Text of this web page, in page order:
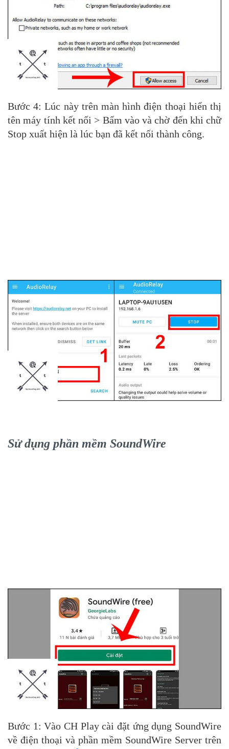
Bước 4: Lúc này trên màn hình điện thoại hiển thị
tên máy tính kết nối > Bấm vào và chờ đến khi chữ
Stop xuất hiện là lúc bạn đã kết nối thành công.
Sử dụng phần mềm SoundWire
Bước 1: Vào CH Play cài đặt ứng dụng SoundWire
về điện thoại và phần mềm SoundWire Server trên